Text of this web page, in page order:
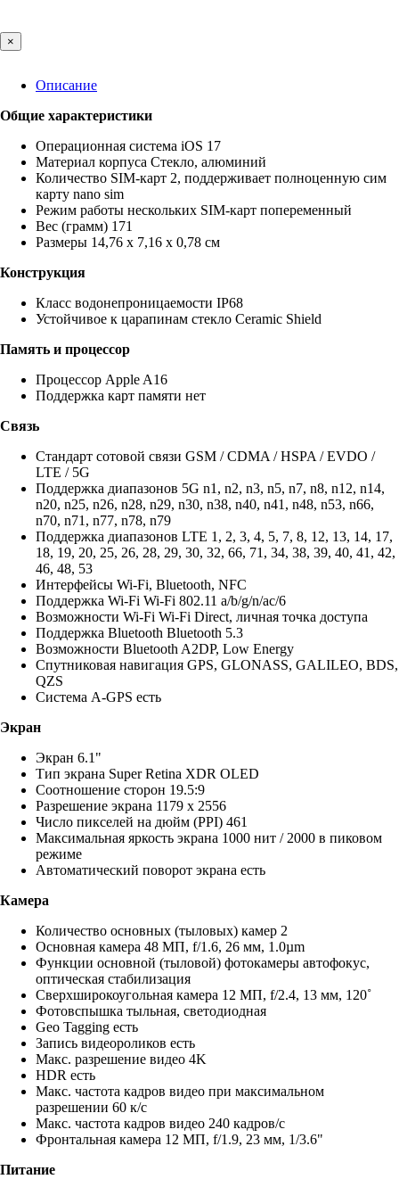
×
Описание
Общие характеристики
Операционная система iOS 17
Материал корпуса Стекло, алюминий
Количество SIM-карт 2, поддерживает полноценную сим
карту nano sim
Режим работы нескольких SIM-карт попеременный
Вес (грамм) 171
Размеры 14,76 x 7,16 x 0,78 см
Конструкция
Класс водонепроницаемости IP68
Устойчивое к царапинам стекло Ceramic Shield
Память и процессор
Процессор Apple A16
Поддержка карт памяти нет
Связь
Стандарт сотовой связи GSM / CDMA / HSPA / EVDO /
LTE / 5G
Поддержка диапазонов 5G n1, n2, n3, n5, n7, n8, n12, n14,
n20, n25, n26, n28, n29, n30, n38, n40, n41, n48, n53, n66,
n70, n71, n77, n78, n79
Поддержка диапазонов LTE 1, 2, 3, 4, 5, 7, 8, 12, 13, 14, 17,
18, 19, 20, 25, 26, 28, 29, 30, 32, 66, 71, 34, 38, 39, 40, 41, 42,
46, 48, 53
Интерфейсы Wi-Fi, Bluetooth, NFC
Поддержка Wi-Fi Wi-Fi 802.11 a/b/g/n/ac/6
Возможности Wi-Fi Wi-Fi Direct, личная точка доступа
Поддержка Bluetooth Bluetooth 5.3
Возможности Bluetooth A2DP, Low Energy
Спутниковая навигация GPS, GLONASS, GALILEO, BDS,
QZS
Система A-GPS есть
Экран
Экран 6.1"
Тип экрана Super Retina XDR OLED
Соотношение сторон 19.5:9
Разрешение экрана 1179 x 2556
Число пикселей на дюйм (PPI) 461
Максимальная яркость экрана 1000 нит / 2000 в пиковом
режиме
Автоматический поворот экрана есть
Камера
Количество основных (тыловых) камер 2
Основная камера 48 МП, f/1.6, 26 мм, 1.0µm
Функции основной (тыловой) фотокамеры автофокус,
оптическая стабилизация
Сверхширокоугольная камера 12 МП, f/2.4, 13 мм, 120˚
Фотовспышка тыльная, светодиодная
Geo Tagging есть
Запись видеороликов есть
Макс. разрешение видео 4K
HDR есть
Макс. частота кадров видео при максимальном
разрешении 60 к/c
Макс. частота кадров видео 240 кадров/с
Фронтальная камера 12 МП, f/1.9, 23 мм, 1/3.6"
Питание